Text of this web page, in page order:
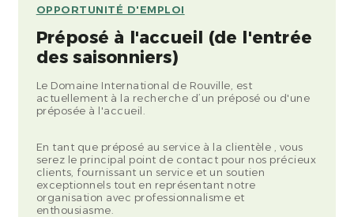
OPPORTUNITÉ D'EMPLOI
Préposé à l'accueil (de l'entrée
des saisonniers)
Le Domaine International de Rouville, est
actuellement à la recherche d’un préposé ou d'une
préposée à l'accueil.
En tant que préposé au service à la clientèle , vous
serez le principal point de contact pour nos précieux
clients, fournissant un service et un soutien
exceptionnels tout en représentant notre
organisation avec professionnalisme et
enthousiasme.